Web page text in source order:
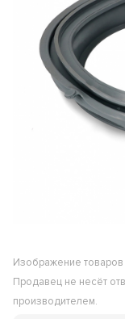
Изображение товаров
Продавец не несёт
производителем.